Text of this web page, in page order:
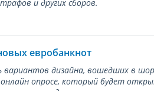
и других сборов.
евробанкнот
вариантов дизайна, вошедших в
опросе, который будет